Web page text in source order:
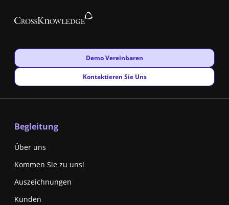
New window
Demo Vereinbaren
New window
Kontaktieren Sie Uns
Begleitung
Über uns
Kommen Sie zu uns!
Auszeichnungen
Kunden